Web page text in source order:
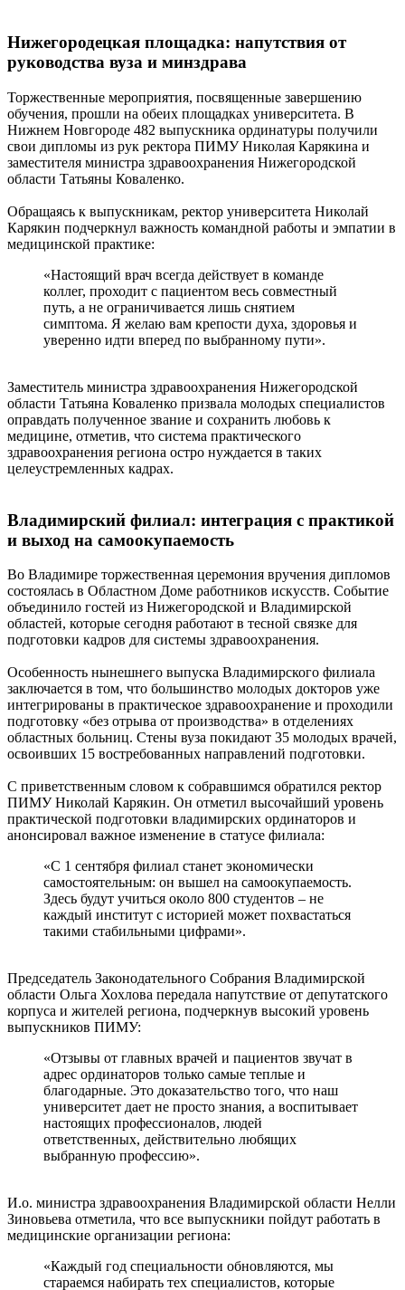
Нижегородецкая площадка: напутствия от
руководства вуза и минздрава
Торжественные мероприятия, посвященные завершению
обучения, прошли на обеих площадках университета. В
Нижнем Новгороде 482 выпускника ординатуры получили
свои дипломы из рук ректора ПИМУ Николая Карякина и
заместителя министра здравоохранения Нижегородской
области Татьяны Коваленко.
Обращаясь к выпускникам, ректор университета Николай
Карякин подчеркнул важность командной работы и эмпатии в
медицинской практике:
«Настоящий врач всегда действует в команде
коллег, проходит с пациентом весь совместный
путь, а не ограничивается лишь снятием
симптома. Я желаю вам крепости духа, здоровья и
уверенно идти вперед по выбранному пути».
Заместитель министра здравоохранения Нижегородской
области Татьяна Коваленко призвала молодых специалистов
оправдать полученное звание и сохранить любовь к
медицине, отметив, что система практического
здравоохранения региона остро нуждается в таких
целеустремленных кадрах.
Владимирский филиал: интеграция с практикой
и выход на самоокупаемость
Во Владимире торжественная церемония вручения дипломов
состоялась в Областном Доме работников искусств. Событие
объединило гостей из Нижегородской и Владимирской
областей, которые сегодня работают в тесной связке для
подготовки кадров для системы здравоохранения.
Особенность нынешнего выпуска Владимирского филиала
заключается в том, что большинство молодых докторов уже
интегрированы в практическое здравоохранение и проходили
подготовку «без отрыва от производства» в отделениях
областных больниц. Стены вуза покидают 35 молодых врачей,
освоивших 15 востребованных направлений подготовки.
С приветственным словом к собравшимся обратился ректор
ПИМУ Николай Карякин. Он отметил высочайший уровень
практической подготовки владимирских ординаторов и
анонсировал важное изменение в статусе филиала:
«С 1 сентября филиал станет экономически
самостоятельным: он вышел на самоокупаемость.
Здесь будут учиться около 800 студентов – не
каждый институт с историей может похвастаться
такими стабильными цифрами».
Председатель Законодательного Собрания Владимирской
области Ольга Хохлова передала напутствие от депутатского
корпуса и жителей региона, подчеркнув высокий уровень
выпускников ПИМУ:
«Отзывы от главных врачей и пациентов звучат в
адрес ординаторов только самые теплые и
благодарные. Это доказательство того, что наш
университет дает не просто знания, а воспитывает
настоящих профессионалов, людей
ответственных, действительно любящих
выбранную профессию».
И.о. министра здравоохранения Владимирской области Нелли
Зиновьева отметила, что все выпускники пойдут работать в
медицинские организации региона:
«Каждый год специальности обновляются, мы
стараемся набирать тех специалистов, которые